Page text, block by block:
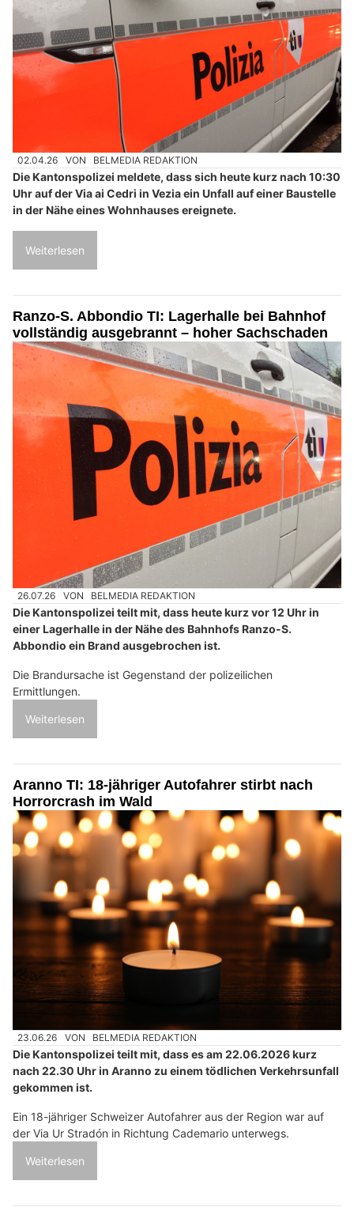
02.04.26 VON BELMEDIA REDAKTION
Die Kantonspolizei meldete, dass sich heute kurz nach 10:30
Uhr auf der Via ai Cedri in Vezia ein Unfall auf einer Baustelle
in der Nähe eines Wohnhauses ereignete.
Weiterlesen
Ranzo-S. Abbondio TI: Lagerhalle bei Bahnhof
vollständig ausgebrannt – hoher Sachschaden
26.07.26 VON BELMEDIA REDAKTION
Die Kantonspolizei teilt mit, dass heute kurz vor 12 Uhr in
einer Lagerhalle in der Nähe des Bahnhofs Ranzo-S.
Abbondio ein Brand ausgebrochen ist.
Die Brandursache ist Gegenstand der polizeilichen
Ermittlungen.
Weiterlesen
Aranno TI: 18-jähriger Autofahrer stirbt nach
Horrorcrash im Wald
23.06.26 VON BELMEDIA REDAKTION
Die Kantonspolizei teilt mit, dass es am 22.06.2026 kurz
nach 22.30 Uhr in Aranno zu einem tödlichen Verkehrsunfall
gekommen ist.
Ein 18-jähriger Schweizer Autofahrer aus der Region war auf
der Via Ur Stradón in Richtung Cademario unterwegs.
Weiterlesen